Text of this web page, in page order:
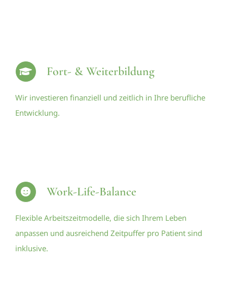
Fort- & Weiterbildung
Wir investieren finanziell und zeitlich in Ihre berufliche
Entwicklung.
Work-Life-Balance
Flexible Arbeitszeitmodelle, die sich Ihrem Leben
anpassen und ausreichend Zeitpuffer pro Patient sind
inklusive.